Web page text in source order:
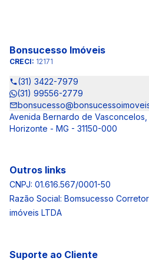
Bonsucesso Imóveis
CRECI: 12171
(31) 3422-7979
(31) 99556-2779
Avenida Bernardo de Vasconcelos,
Horizonte - MG - 31150-000
Outros links
CNPJ: 01.616.567/0001-50
Razão Social: Bomsucesso
imóveis LTDA
Suporte ao Cliente